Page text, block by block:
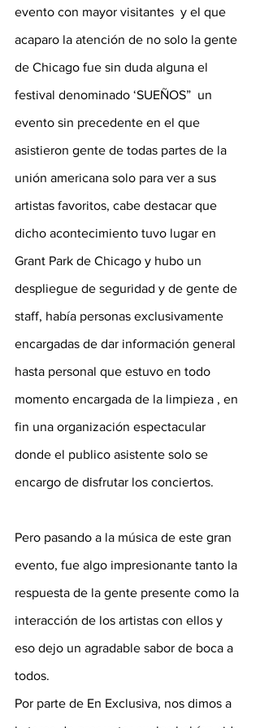
evento con mayor visitantes  y el que
acaparo la atención de no solo la gente
de Chicago fue sin duda alguna el
festival denominado ‘SUEÑOS”  un
evento sin precedente en el que
asistieron gente de todas partes de la
unión americana solo para ver a sus
artistas favoritos, cabe destacar que
dicho acontecimiento tuvo lugar en
Grant Park de Chicago y hubo un
despliegue de seguridad y de gente de
staff, había personas exclusivamente
encargadas de dar información general
hasta personal que estuvo en todo
momento encargada de la limpieza , en
fin una organización espectacular
donde el publico asistente solo se
encargo de disfrutar los conciertos.
Pero pasando a la música de este gran
evento, fue algo impresionante tanto la
respuesta de la gente presente como la
interacción de los artistas con ellos y
eso dejo un agradable sabor de boca a
todos.
Por parte de En Exclusiva, nos dimos a